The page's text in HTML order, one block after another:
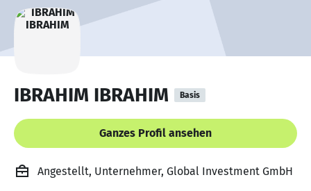
IBRAHIM IBRAHIM Basis
Ganzes Profil ansehen
Angestellt, Unternehmer, Global Investment GmbH